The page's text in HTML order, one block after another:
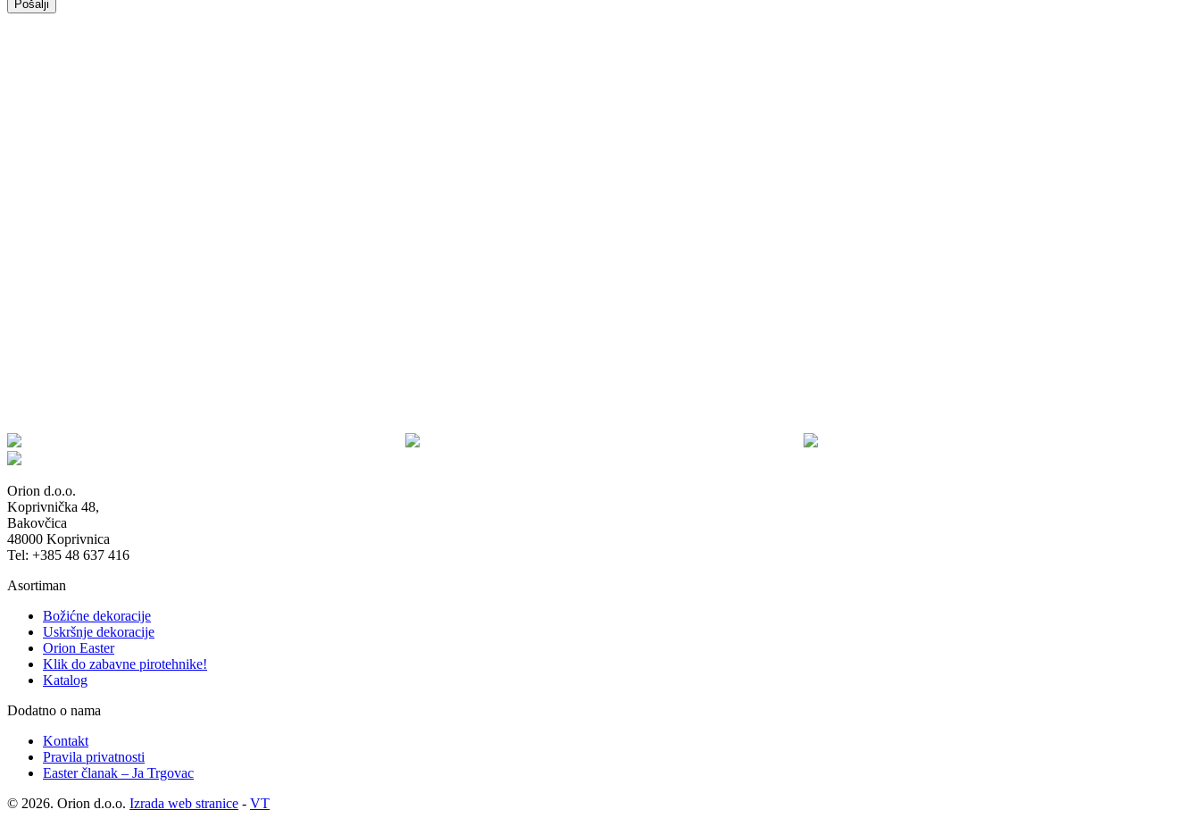
Orion d.o.o.
Koprivnička 48,
Bakovčica
48000 Koprivnica
Tel: +385 48 637 416
Asortiman
Božićne dekoracije
Uskršnje dekoracije
Orion Easter
Klik do zabavne pirotehnike!
Katalog
Dodatno o nama
Kontakt
Pravila privatnosti
Easter članak – Ja Trgovac
© 2026. Orion d.o.o. Izrada web stranice - VT